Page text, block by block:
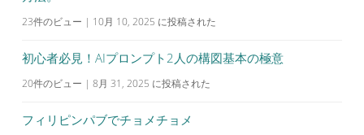
23件のビュー | 10月 10, 2025 に投稿された
初心者必見！AIプロンプト2人の構図基本の極意
20件のビュー | 8月 31, 2025 に投稿された
フィリピンパブでチョメチョメ